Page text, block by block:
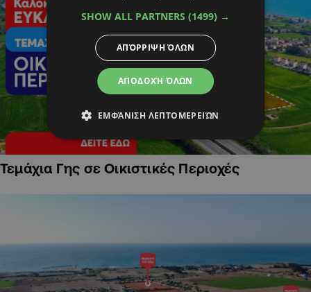
Τεμάχια Γης σε Οικιστικές Περιοχές
SHOW ALL PARTNERS (1499) →
ΑΠΟΔΟΧΉ ΌΛΩΝ
ΑΠΌΡΡΙΨΗ ΌΛΩΝ
ΕΜΦΆΝΙΣΗ ΛΕΠΤΟΜΕΡΕΙΏΝ